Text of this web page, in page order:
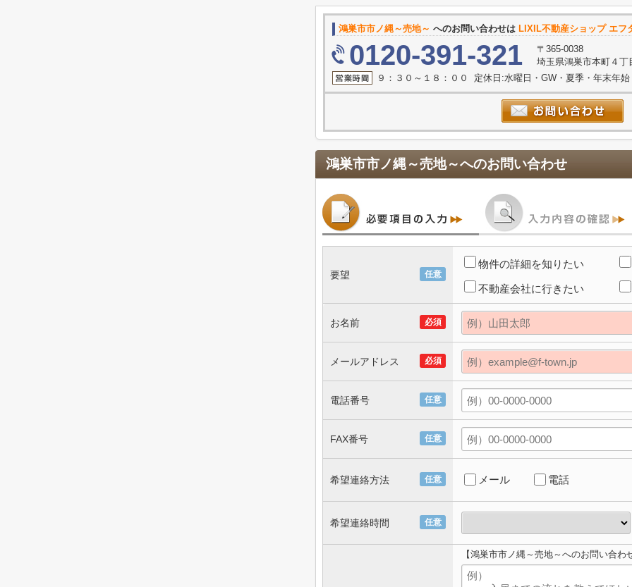
鴻巣市市ノ縄～売地～ へのお問い合わせは LIXIL不動産ショップ エフ
0120-391-321
〒365-0038
埼玉県鴻巣市本町４
９：３０～１８：００ 定休日:水曜日・GW・夏季・年末年始
鴻巣市市ノ縄～売地～へのお問い合わせ
任意
要望
物件の詳細を知りたい
不動産会社に行きたい
必須
お名前
必須
メールアドレス
任意
電話番号
任意
FAX番号
任意
希望連絡方法 メール 電話
任意
希望連絡時間
【鴻巣市市ノ縄～売地～へのお問い合わ